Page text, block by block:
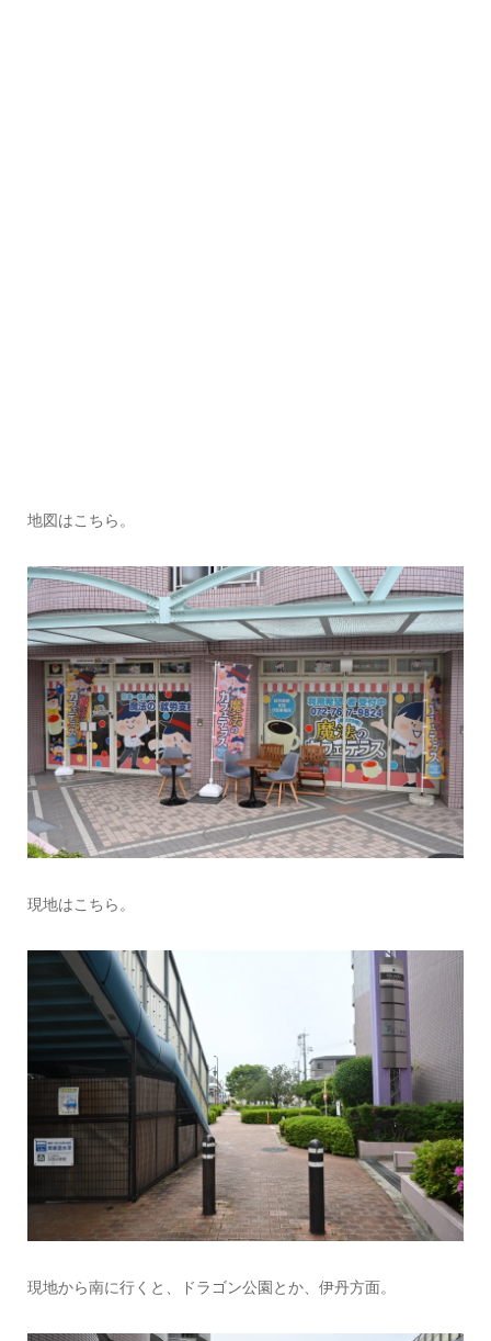
地図はこちら。
現地はこちら。
現地から南に行くと、ドラゴン公園とか、伊丹方面。